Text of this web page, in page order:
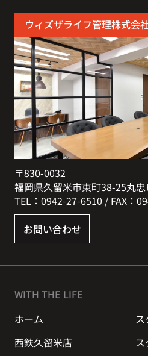
ウィズザライフ管理株式会
〒830-0032
福岡県久留米市東町38-25丸忠
TEL：0942-27-6510 / FAX：
お問い合わせ
WITH THE LIFE
ホーム
西鉄久留米店